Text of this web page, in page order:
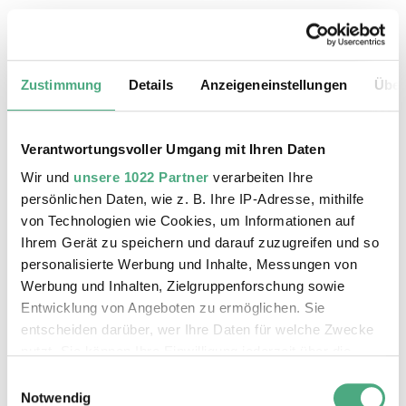
Zustimmung Details Anzeigeneinstellungen
Verantwortungsvoller Umgang mit Ihren Daten
Wir und unsere 1022 Partner verarbeiten Ihre
persönlichen Daten, wie z. B. Ihre IP-Adresse, mithilfe
von Technologien wie Cookies, um Informationen auf
Ihrem Gerät zu speichern und darauf zuzugreifen und so
personalisierte Werbung und Inhalte, Messungen von
Werbung und Inhalten, Zielgruppenforschung sowie
Entwicklung von Angeboten zu ermöglichen. Sie
entscheiden darüber, wer Ihre Daten für welche Zwecke
Trigger Symbol ändern oder widerrufen
Notwendig
ÖFFENTLICHE FÜHRUNG
Der Erzschrägaufzug der Völklinger Hütte mit
Copyright: Weltkulturerbe Völklinger Hütte | Karl
©
Das Weltkulturerbe Völklinger Hütte